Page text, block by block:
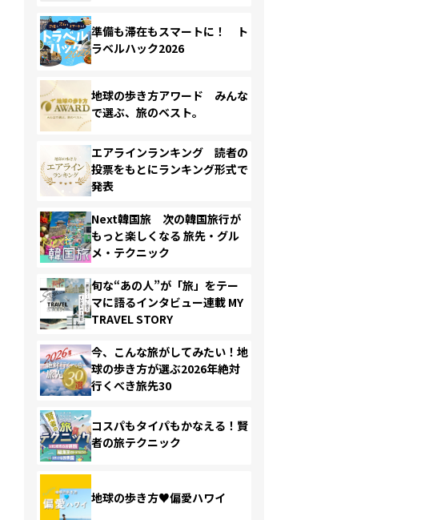
準備も滞在もスマートに！ ト
ラベルハック2026
地球の歩き方アワード みんな
で選ぶ、旅のベスト。
エアラインランキング 読者の
投票をもとにランキング形式で
発表
Next韓国旅 次の韓国旅行が
もっと楽しくなる 旅先・グル
メ・テクニック
旬な“あの人”が「旅」をテー
マに語るインタビュー連載 MY
TRAVEL STORY
今、こんな旅がしてみたい！地
球の歩き方が選ぶ2026年絶対
行くべき旅先30
コスパもタイパもかなえる！賢
者の旅テクニック
地球の歩き方♥偏愛ハワイ